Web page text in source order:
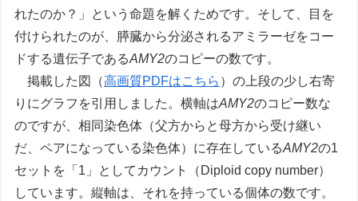
れたのか？」という命題を解くためです。そして、目を
付けられたのが、膵臓から分泌されるアミラーゼをコー
ドする遺伝子であるAMY2のコピーの数です。
掲載した図（高画質PDFはこちら ）の上段の少し右寄
りにグラフを引用しました。横軸はAMY2のコピー数な
のですが、相同染色体（父方からと母方から受け継い
だ、ペアになっている染色体）に存在しているAMY2の1
セットを「1」としてカウント（Diploid copy number）
しています。縦軸は、それを持っている個体の数です。